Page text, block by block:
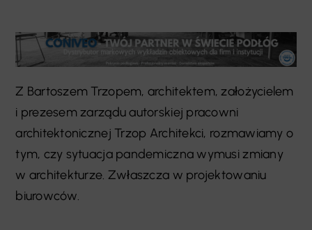
Z Bartoszem Trzopem, architektem, założycielem
i prezesem zarządu autorskiej pracowni
architektonicznej Trzop Architekci, rozmawiamy o
tym, czy sytuacja pandemiczna wymusi zmiany
w architekturze. Zwłaszcza w projektowaniu
biurowców.